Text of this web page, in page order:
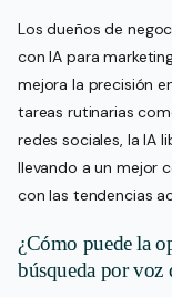
Los dueños de
con IA para
mejora la precisión
tareas rutinarias
redes sociales, la IA
llevando a un mejor
con las tendencias
¿Cómo puede la
búsqueda por voz